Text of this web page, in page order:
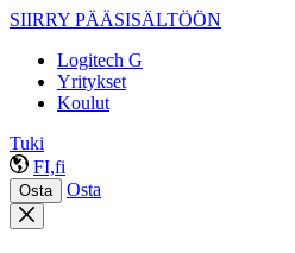
SIIRRY PÄÄSISÄLTÖÖN
Logitech G
Yritykset
Koulut
Tuki
FI,fi
Osta Osta